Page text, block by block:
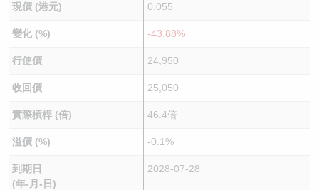
現價 (港元) 0.055
變化 (%) -43.88%
行使價 24,950
收回價 25,050
實際槓桿 (倍) 46.4倍
溢價 (%) -0.1%
到期日
(年-月-日)
2028-07-28